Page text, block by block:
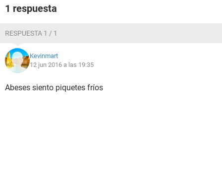
1 respuesta
RESPUESTA 1 / 1
Kevinmart
12 jun 2016 a las 19:35
Abeses siento piquetes fríos